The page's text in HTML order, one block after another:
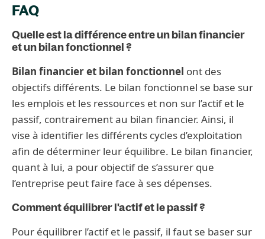
FAQ
Quelle est la différence entre un bilan financier
et un bilan fonctionnel ?
Bilan financier et bilan fonctionnel ont des
objectifs différents. Le bilan fonctionnel se base sur
les emplois et les ressources et non sur l’actif et le
passif, contrairement au bilan financier. Ainsi, il
vise à identifier les différents cycles d’exploitation
afin de déterminer leur équilibre. Le bilan financier,
quant à lui, a pour objectif de s’assurer que
l’entreprise peut faire face à ses dépenses.
Comment équilibrer l'actif et le passif ?
Pour équilibrer l’actif et le passif, il faut se baser sur